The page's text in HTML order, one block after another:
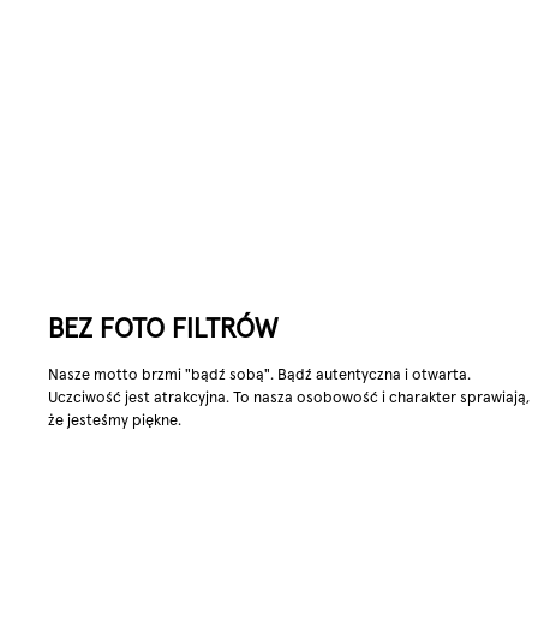
BEZ FOTO FILTRÓW
Nasze motto brzmi "bądź sobą". Bądź autentyczna i otwarta.
Uczciwość jest atrakcyjna. To nasza osobowość i charakter sprawiają,
że jesteśmy piękne.